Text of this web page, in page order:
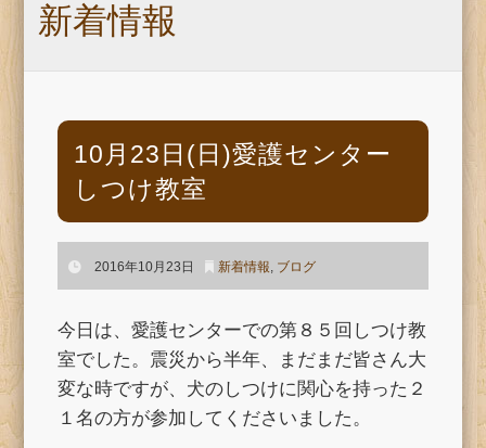
新着情報
10月23日(日)愛護センター
しつけ教室
2016年10月23日 新着情報, ブログ
今日は、愛護センターでの第８５回しつけ教
室でした。震災から半年、まだまだ皆さん大
変な時ですが、犬のしつけに関心を持った２
１名の方が参加してくださいました。